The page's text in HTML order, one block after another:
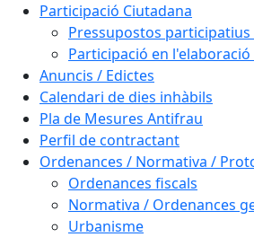
Participació Ciutadana
Pressupostos participatius
Participació en
Anuncis / Edictes
Calendari de dies inhàbils
Pla de Mesures Antifrau
Perfil de contractant
Ordenances / Normativa /
Ordenances fiscals
Normativa / Ordenances
Urbanisme